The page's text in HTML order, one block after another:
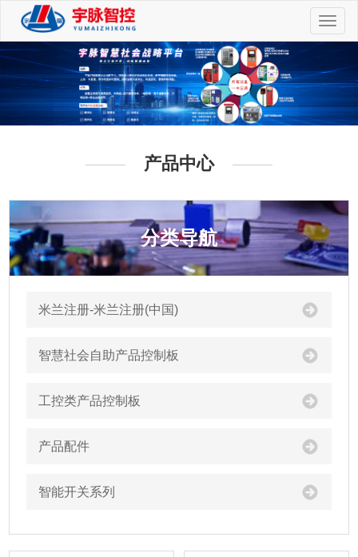
切
换
航
产品中心
分类导航
米兰注册-米兰注册(中国)
智慧社会自助产品控制板
工控类产品控制板
产品配件
智能开关系列